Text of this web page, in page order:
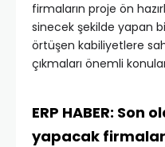
firmaların proje ön
sinecek şekilde yapan
örtüşen kabiliyetlere
çıkmaları önemli
ERP HABER: Son
yapacak